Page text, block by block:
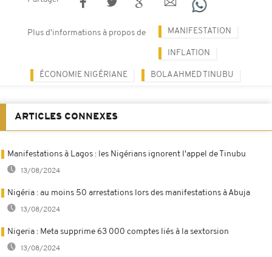
Plus d'informations à propos de MANIFESTATION
INFLATION
ÉCONOMIE NIGÉRIANE BOLA AHMED TINUBU
ARTICLES CONNEXES
Manifestations à Lagos : les Nigérians ignorent l'appel de Tinubu
13/08/2024
Nigéria : au moins 50 arrestations lors des manifestations à Abuja
13/08/2024
Nigeria : Meta supprime 63 000 comptes liés à la sextorsion
13/08/2024